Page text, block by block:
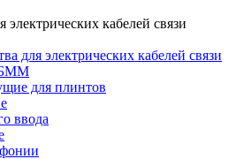
кабелей связи
для электрических кабелей связи
БММ
для плинтов
ввода